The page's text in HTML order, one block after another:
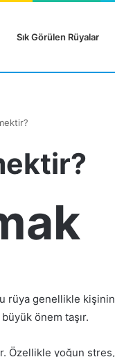
Sık Görülen Rüyalar
rüya genellikle
önem taşır.
Özellikle yoğun